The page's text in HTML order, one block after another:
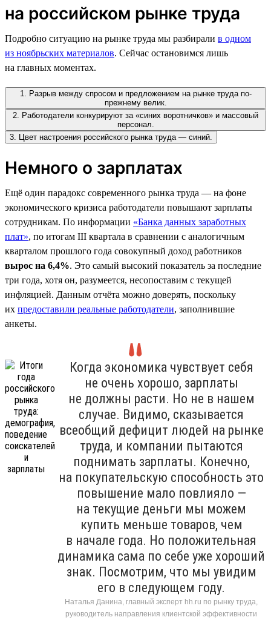
на российском рынке труда
Подробно ситуацию на рынке труда мы разбирали в одном
из ноябрьских материалов. Сейчас остановимся лишь
на главных моментах.
1. Разрыв между спросом и предложением на рынке труда по-
прежнему велик.
2. Работодатели конкурируют за «синих воротничков» и массовый
персонал.
3. Цвет настроения российского рынка труда — синий.
Немного о зарплатах
Ещё один парадокс современного рынка труда — на фоне
экономического кризиса работодатели повышают зарплаты
сотрудникам. По информации «Банка данных заработных
плат», по итогам III квартала в сравнении с аналогичным
кварталом прошлого года совокупный доход работников
вырос на 6,4%. Это самый высокий показатель за последние
три года, хотя он, разумеется, несопоставим с текущей
инфляцией. Данным отчёта можно доверять, поскольку
их предоставили реальные работодатели, заполнившие
анкеты.
Когда экономика чувствует себя
не очень хорошо, зарплаты
не должны расти. Но не в нашем
случае. Видимо, сказывается
всеобщий дефицит людей на рынке
труда, и компании пытаются
поднимать зарплаты. Конечно,
на покупательскую способность это
повышение мало повлияло —
на текущие деньги мы можем
купить меньше товаров, чем
в начале года. Но положительная
динамика сама по себе уже хороший
знак. Посмотрим, что мы увидим
его в следующем году.
Наталья Данина, главный эксперт hh.ru по рынку труда,
руководитель направления клиентской эффективности